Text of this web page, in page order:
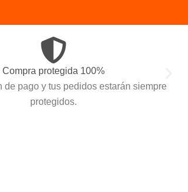
Envíos a toda Colombia
en línea y recibe en casa con total
seguridad.